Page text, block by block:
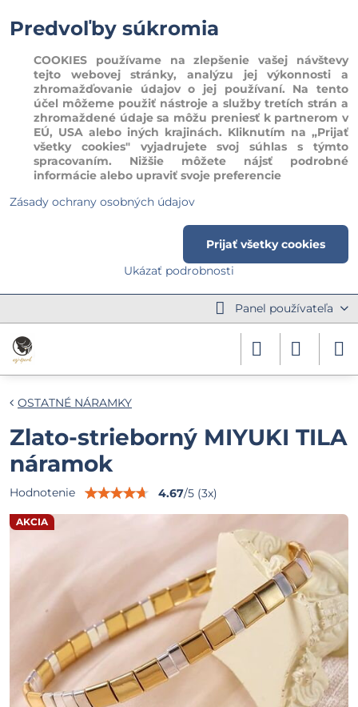
Panel používateľa
AKCIA
OSTATNÉ NÁRAMKY
Zlato-strieborný MIYUKI TILA
náramok
Hodnotenie 4.67/5 (3x)
Predvoľby súkromia
COOKIES používame na zlepšenie vašej návštevy
tejto webovej stránky, analýzu jej výkonnosti a
zhromažďovanie údajov o jej používaní. Na tento
účel môžeme použiť nástroje a služby tretích strán a
zhromaždené údaje sa môžu preniesť k partnerom v
EÚ, USA alebo iných krajinách. Kliknutím na „Prijať
všetky cookies" vyjadrujete svoj súhlas s týmto
spracovaním. Nižšie môžete nájsť podrobné
informácie alebo upraviť svoje preferencie
Zásady ochrany osobných údajov
Ukázať podrobnosti
Prijať všetky cookies